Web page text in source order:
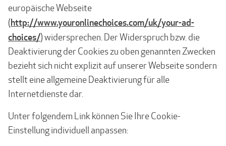
europäische Webseite
(http://www.youronlinechoices.com/uk/your-ad-
choices/) widersprechen. Der Widerspruch bzw. die
Deaktivierung der Cookies zu oben genannten Zwecken
bezieht sich nicht explizit auf unserer Webseite sondern
stellt eine allgemeine Deaktivierung für alle
Internetdienste dar.
Unter folgendem Link können Sie Ihre Cookie-
Einstellung individuell anpassen: